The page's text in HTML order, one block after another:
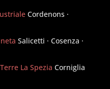
Cordenons ·
Salicetti · Cosenza ·
La Spezia Corniglia